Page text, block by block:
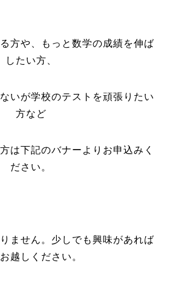
方や、もっと数学の成績を伸ば
したい方、
いが学校のテストを頑張りたい
方など
は下記のバナーよりお申込みく
ださい。
ません。少しでも興味があれば
越しください。